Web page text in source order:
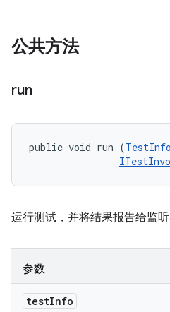
公共方法
run
public void run (
运行测试，并将结果报告给监听
参数
testInfo